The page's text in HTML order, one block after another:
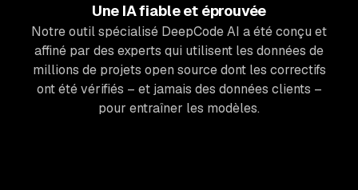
Une IA fiable et éprouvée
Notre outil spécialisé DeepCode AI a été conçu et
affiné par des experts qui utilisent les données de
millions de projets open source dont les correctifs
ont été vérifiés – et jamais des données clients –
pour entraîner les modèles.